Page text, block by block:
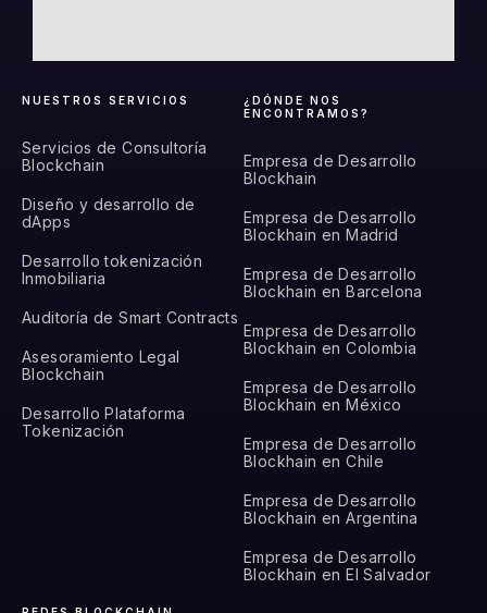
NUESTROS SERVICIOS
Servicios de Consultoría
Blockchain
Diseño y desarrollo de
dApps
Desarrollo tokenización
Inmobiliaria
Auditoría de Smart Contracts
Asesoramiento Legal
Blockchain
Desarrollo Plataforma
Tokenización
¿DÓNDE NOS
ENCONTRAMOS?
Empresa de Desarrollo
Blockhain
Empresa de Desarrollo
Blockhain en Madrid
Empresa de Desarrollo
Blockhain en Barcelona
Empresa de Desarrollo
Blockhain en Colombia
Empresa de Desarrollo
Blockhain en México
Empresa de Desarrollo
Blockhain en Chile
Empresa de Desarrollo
Blockhain en Argentina
Empresa de Desarrollo
Blockhain en El Salvador